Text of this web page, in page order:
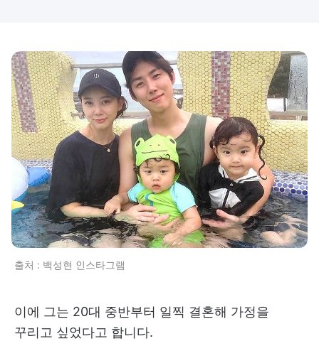
출처 : 백성현 인스타그램
이에 그는 20대 중반부터 일찍 결혼해 가정을
꾸리고 싶었다고 합니다.